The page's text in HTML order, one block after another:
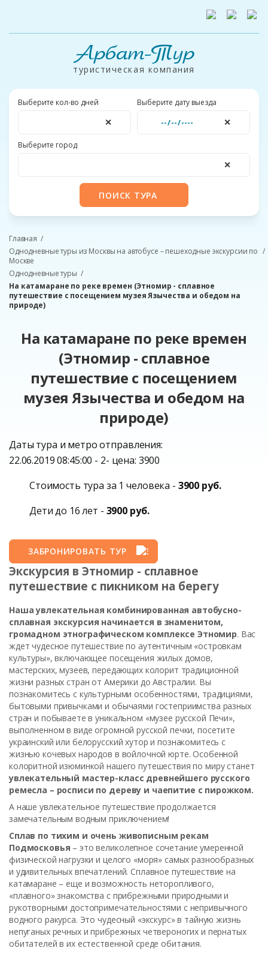
Арбат-Тур
туристическая компания
Выберите кол-во дней
✕
Выберите дату выезда
✕
Выберите город
✕
ПОИСК ТУРА
Главная
Однодневные туры из Москвы на автобусе – пешеходные экскурсии по
Москве
Однодневные туры
На катамаране по реке времен (Этномир - сплавное
путешествие с посещением музея Язычества и обедом на
природе)
На катамаране по реке времен
(Этномир - сплавное
путешествие с посещением
музея Язычества и обедом на
природе)
Даты тура и метро отправления:
22.06.2019 08:45:00 - 2- цена: 3900
Стоимость тура за 1 человека - 3900 руб.
Дети до 16 лет - 3900 руб.
ЗАБРОНИРОВАТЬ ТУР
Экскурсия в Этномир - сплавное
путешествие с пикником на берегу
Наша увлекательная комбинированная автобусно-
сплавная экскурсия начинается в знаменитом,
громадном этнографическом комплексе Этномир. Вас
ждет чудесное путешествие по аутентичным «островкам
культуры», включающее посещения жилых домов,
мастерских, музеев, передающих колорит традиционной
жизни разных стран от Америки до Австралии. Вы
познакомитесь с культурными особенностями, традициями,
бытовыми привычками и обычаями гостеприимства разных
стран и побываете в уникальном «музее русской Печи»,
выполненном в виде огромной русской печки, посетите
украинский или белорусский хутор и познакомитесь с
жизнью кочевых народов в войлочной юрте. Особенной
колоритной изюминкой нашего путешествия по миру станет
увлекательный мастер-класс древнейшего русского
ремесла – росписи по дереву и чаепитие с пирожком.
А наше увлекательное путешествие продолжается
замечательным водным приключением!
Сплав по тихим и очень живописным рекам
Подмосковья – это великолепное сочетание умеренной
физической нагрузки и целого «моря» самых разнообразных
и удивительных впечатлений. Сплавное путешествие на
катамаране – еще и возможность неторопливого,
«плавного» знакомства с прибрежными природными и
рукотворными достопримечательностями с непривычного
водного ракурса. Это чудесный «экскурс» в тайную жизнь
непуганых речных и прибрежных четвероногих и пернатых
обитателей в их естественной среде обитания.